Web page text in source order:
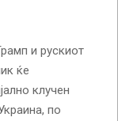
и рускиот
ќе
клучен
по